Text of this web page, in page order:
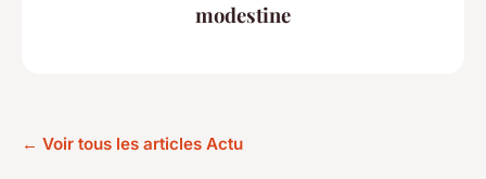
modestine
← Voir tous les articles Actu